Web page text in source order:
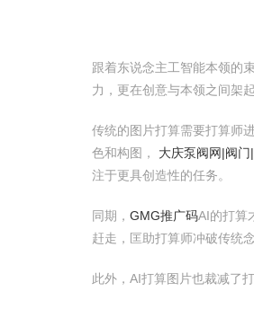
跟着东说念主工智能本领的
力，更在创意与本领之间架
传统的图片打算需要打算师
色和构图， 大庆泵阀网|阀
注于更具创造性的任务。
同期， GMG推广码AI的打算
赶走，匡助打算师冲破传统
此外，AI打算图片也裁减了